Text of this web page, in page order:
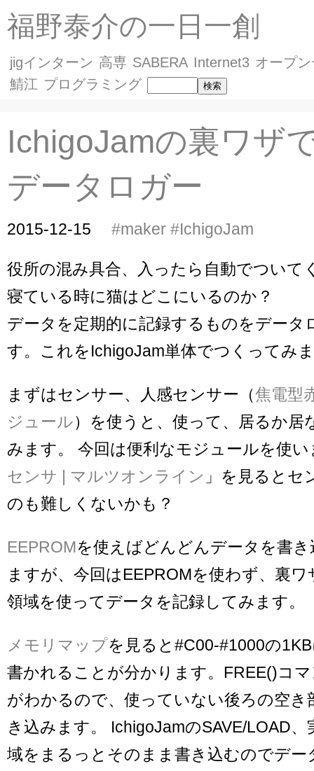
福野泰介の一日一創
jigインターン 高専 SABERA Internet3 オープ
鯖江 プログラミング
IchigoJamの裏ワザ
データロガー
2015-12-15 #maker #IchigoJam
役所の混み具合、入ったら自動でついて
寝ている時に猫はどこにいるのか？
データを定期的に記録するものをデータ
す。これをIchigoJam単体でつくってみ
まずはセンサー、人感センサー（焦電型
ジュール）を使うと、使って、居るか居
みます。 今回は便利なモジュールを使
センサ | マルツオンライン 」を見るとセ
のも難しくないかも？
EEPROMを使えばどんどんデータを書
ますが、今回はEEPROMを使わず、裏
領域を使ってデータを記録してみます。
メモリマップを見ると#C00-#1000の
書かれることが分かります。FREE()コ
がわかるので、使っていない後ろの空き
き込みます。 IchigoJamのSAVE/LOAD
域をまるっとそのまま書き込むのでデー